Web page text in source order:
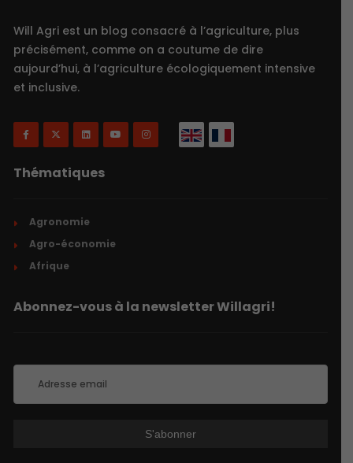
Will Agri est un blog consacré à l’agriculture, plus
précisément, comme on a coutume de dire
aujourd’hui, à l’agriculture écologiquement intensive
et inclusive.
Thématiques
Agronomie
Agro-économie
Afrique
Abonnez-vous à la newsletter Willagri!